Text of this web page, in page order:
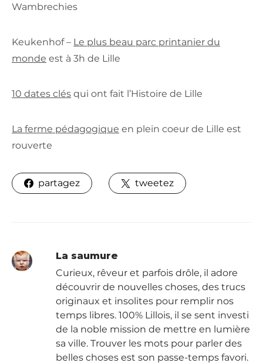
Wambrechies
Keukenhof – Le plus beau parc printanier du
monde est à 3h de Lille
10 dates clés qui ont fait l’Histoire de Lille
La ferme pédagogique en plein coeur de Lille est
rouverte
partagez tweetez
La saumure
Curieux, rêveur et parfois drôle, il adore
découvrir de nouvelles choses, des trucs
originaux et insolites pour remplir nos
temps libres. 100% Lillois, il se sent investi
de la noble mission de mettre en lumière
sa ville. Trouver les mots pour parler des
belles choses est son passe-temps favori.